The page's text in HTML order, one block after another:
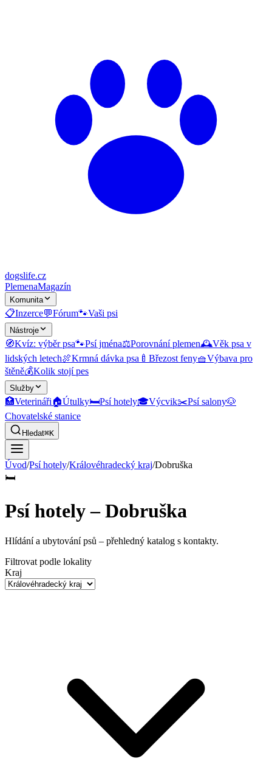
dogslife.cz
PlemenaMagazín
Komunita
📋Inzerce💬Fórum🐾Vaši psi
Nástroje
🧭Kvíz: výběr psa🐾Psí jména⚖️Porovnání plemen🕰️Věk psa v
lidských letech🍖Krmná dávka psa 🍼 Březost feny🧺Výbava pro
štěně💰Kolik stojí pes
Služby
🏥Veterináři🏠Útulky🛏️Psí hotely🎓Výcvik✂️Psí salony🐶
Chovatelské stanice
Hledat⌘K
Úvod/Psí hotely/Královéhradecký kraj/Dobruška
🛏️
Psí hotely – Dobruška
Hlídání a ubytování psů – přehledný katalog s kontakty.
Filtrovat podle lokality
Kraj